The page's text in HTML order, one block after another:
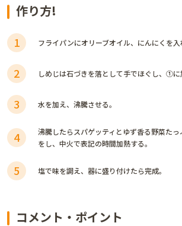
作り方!
1 フライパンにオリーブオイル、にんにくを入
2 しめじは石づきを落として手でほぐし、①に
3 水を加え、沸騰させる。
4
沸騰したらスパゲッティとゆず香る野菜た
をし、中火で表記の時間加熱する。
5 塩で味を調え、器に盛り付けたら完成。
コメント・ポイント